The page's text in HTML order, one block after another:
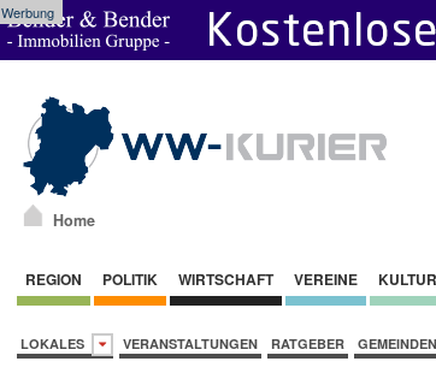
Werbung
Home
REGION POLITIK WIRTSCHAFT VEREINE KULTUR
LOKALES VERANSTALTUNGEN RATGEBER GEMEINDEN